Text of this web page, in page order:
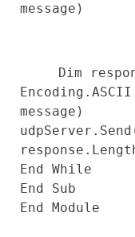
message)
Dim
message)
End
While
End
Sub
End
Module